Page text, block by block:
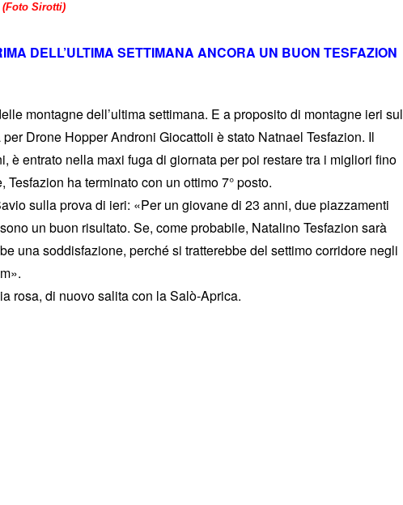
(Foto Sirotti)
DELL’ULTIMA SETTIMANA ANCORA UN BUON TESFAZION
montagne dell’ultima settimana. E a proposito di montagne ieri sul
Drone Hopper Androni Giocattoli è stato Natnael Tesfazion. Il
è entrato nella maxi fuga di giornata per poi restare tra i migliori fino
ha terminato con un ottimo 7° posto.
sulla prova di ieri: «Per un giovane di 23 anni, due piazzamenti
un buon risultato. Se, come probabile, Natalino Tesfazion sarà
una soddisfazione, perché si tratterebbe del settimo corridore negli
rosa, di nuovo salita con la Salò-Aprica.